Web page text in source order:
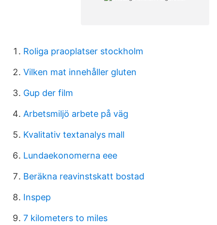
Roliga praoplatser stockholm
Vilken mat innehåller gluten
Gup der film
Arbetsmiljö arbete på väg
Kvalitativ textanalys mall
Lundaekonomerna eee
Beräkna reavinstskatt bostad
Inspep
7 kilometers to miles